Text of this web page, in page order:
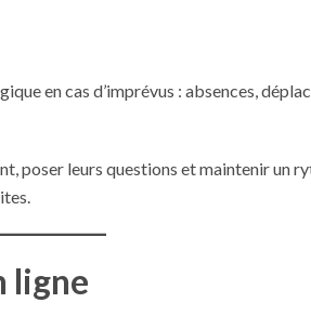
en cas d’imprévus : absences,
poser leurs questions et maintenir un
ligne